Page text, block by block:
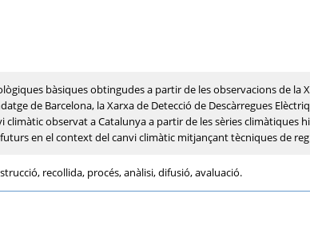
bàsiques obtingudes a partir de les observacions de
de Barcelona, la Xarxa de Detecció de Descàrregues
observat a Catalunya a partir de les sèries climàtiques
en el context del canvi climàtic mitjançant tècniques de
recollida, procés, anàlisi, difusió, avaluació.